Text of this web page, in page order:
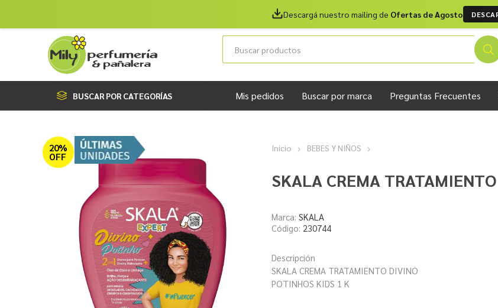
Descargá nuestro mailing de Ofertas de Agosto
BUSCAR POR CATEGORÍAS Mis pedidos Buscar por marca Preguntas Frecuentes
20%
OFF
Inicio BEBES Y NIÑOS
SKALA CREMA
Marca: SKALA
Código: 230744
Descripción
SKALA CREMA TRATAMIENTO DIVINO
POTINHOS KIDS 1 K